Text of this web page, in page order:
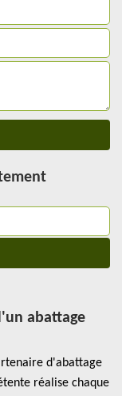
abattage
d'abattage
réalise chaque